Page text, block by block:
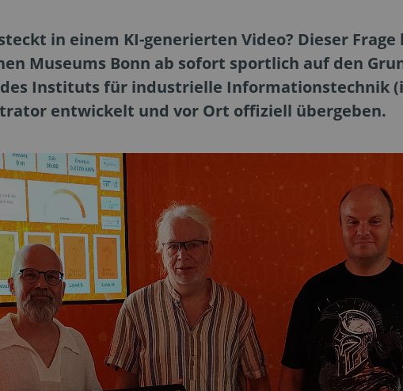
in einem KI-generierten Video? Dieser
Museums Bonn ab sofort sportlich auf den
Instituts für industrielle Informationstechnik
entwickelt und vor Ort offiziell übergeben.